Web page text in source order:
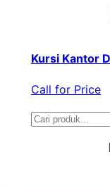
Kursi Kantor
Call for Price
S